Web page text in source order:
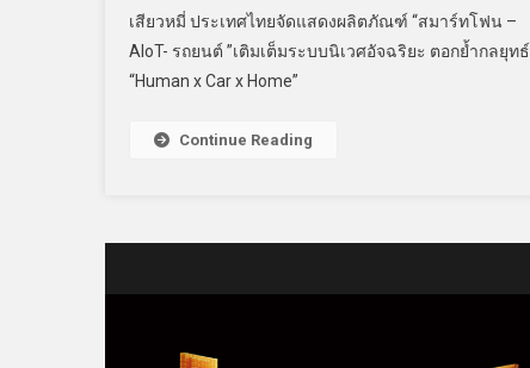
เสียวหมี่ ประเทศไทยจัดแสดงผลิตภัณฑ์ “สมาร์ทโฟน –
AIoT- รถยนต์ ”เติมเต็มระบบนิเวศอัจฉริยะ ตอกย้ำกลยุทธ์
“Human x Car x Home”
Continue Reading